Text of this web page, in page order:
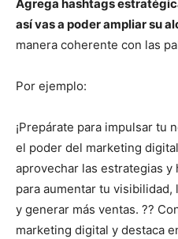
Agrega hashtags
así vas a poder ampliar su
manera coherente con las
Por ejemplo:
¡Prepárate para impulsar tu
el poder del marketing
aprovechar las estrategias y
para aumentar tu
y generar más ventas. ??
marketing digital y destaca